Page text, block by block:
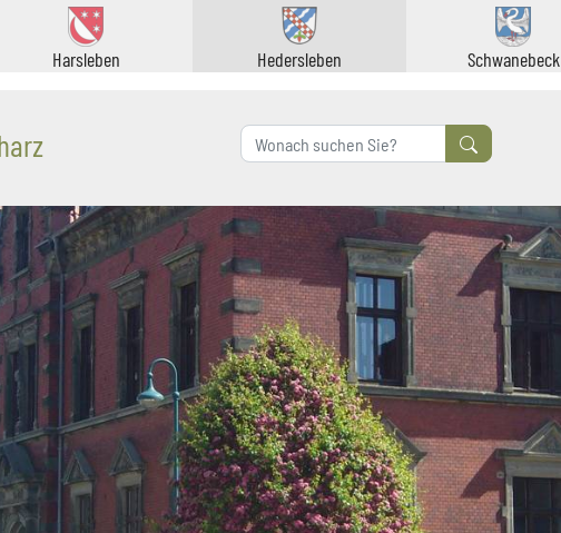
Harsleben Hedersleben Schwanebeck